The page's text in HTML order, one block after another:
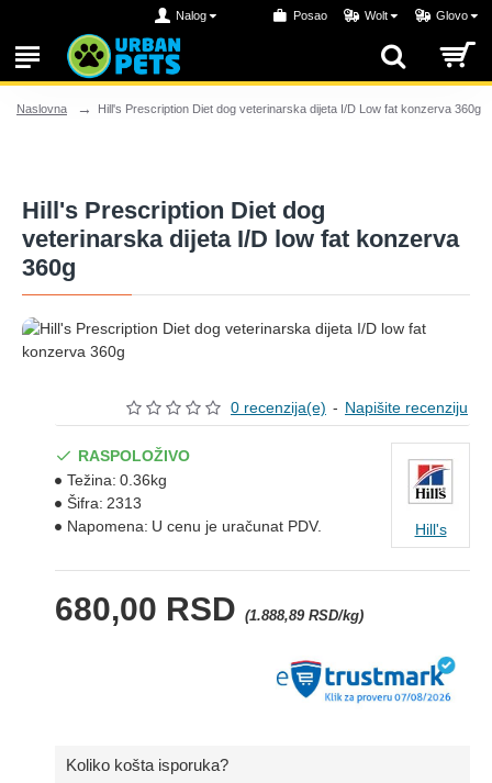
Nalog Posao Wolt Glovo
Naslovna Hill's Prescription Diet dog veterinarska dijeta I/D Low fat konzerva 360g
Hill's Prescription Diet dog
veterinarska dijeta I/D low fat konzerva
360g
0 recenzija(e) - Napišite recenziju
680,00 RSD (1.888,89 RSD/kg)
RASPOLOŽIVO
Težina: 0.36kg
Šifra: 2313
Napomena: U cenu je uračunat PDV. Hill's
Koliko košta isporuka?